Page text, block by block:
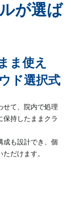
が選ば
ま使え
ド選択式
せて、院内で処理
保持したままクラ
成も設計でき、個
だけます。